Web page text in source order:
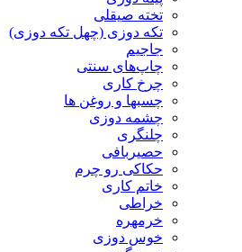
تخته صیقلی
تکه دوزی (چهل تکه دوزی)
جاجیم
چاپ‌های سنتی
چرخ کاری
چسبها و روغن ها
چشمه دوزی
چلنگری
حصیربافی
حکاکی رو چرم
خاتم کاری
خراطی
خرمهره
خوس دوزی